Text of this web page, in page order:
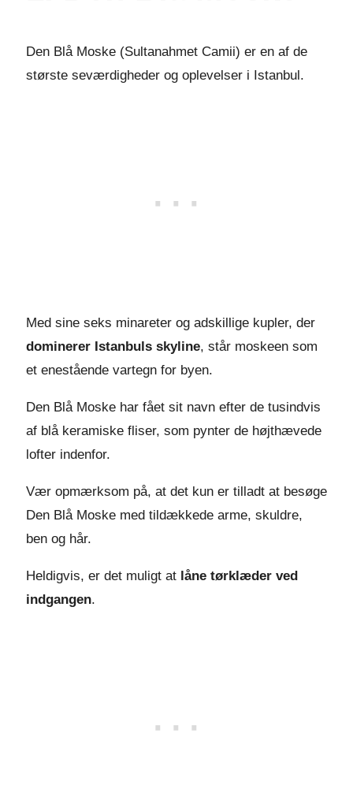
Den Blå Moske (Sultanahmet Camii) er en af de
største seværdigheder og oplevelser i Istanbul.
Med sine seks minareter og adskillige kupler, der
dominerer Istanbuls skyline, står moskeen som
et enestående vartegn for byen.
Den Blå Moske har fået sit navn efter de tusindvis
af blå keramiske fliser, som pynter de højthævede
lofter indenfor.
Vær opmærksom på, at det kun er tilladt at besøge
Den Blå Moske med tildækkede arme, skuldre,
ben og hår.
Heldigvis, er det muligt at låne tørklæder ved
indgangen.